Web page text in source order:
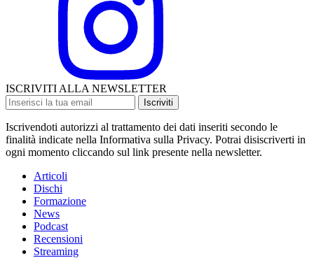
ISCRIVITI ALLA NEWSLETTER
Iscriviti
Iscrivendoti autorizzi al trattamento dei dati inseriti secondo le
finalità indicate nella Informativa sulla Privacy. Potrai disiscriverti in
ogni momento cliccando sul link presente nella newsletter.
Articoli
Dischi
Formazione
News
Podcast
Recensioni
Streaming